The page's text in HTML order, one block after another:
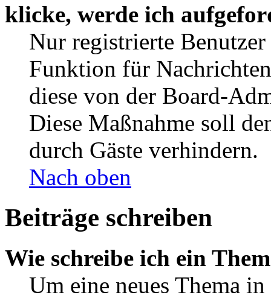
klicke, werde ich
Nur registrierte
Funktion für
diese von der Board-
Diese Maßnahme soll
durch Gäste verhindern.
Nach oben
Beiträge schreiben
Wie schreibe ich ein
Um eine neues Thema